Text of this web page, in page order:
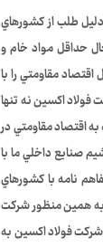
طلب از کشورهاي
حداقل مواد خام و
مقاومتي را با
فولاد اکسين نه تنها
باتوجه به اقتصاد مقاومتي در
صنايع داخلي ما با
نامه با کشورهاي
به همين منظور شرکت
شرکت فولاد اکسين به